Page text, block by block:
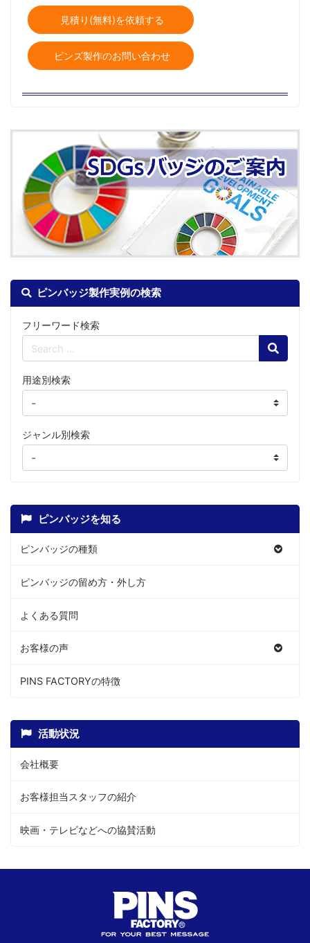
ピンバッジ製作実例の検索
フリーワード検索
Search
用途別検索
ジャンル別検索
ピンバッジを知る
ピンバッジの種類
ピンバッジの留め方・外し方
よくある質問
お客様の声
PINS FACTORYの特徴
活動状況
会社概要
お客様担当スタッフの紹介
映画・テレビなどへの協賛活動
見積り(無料)を依頼する
ピンズ製作のお問い合わせ